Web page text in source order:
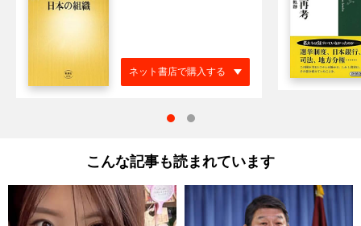
ネット書店で購入する
こんな記事も読まれています